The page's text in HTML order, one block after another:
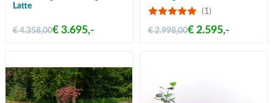
Latte
€ 4.358,00€ 3.695,-
(1)
€ 2.998,00€ 2.595,-